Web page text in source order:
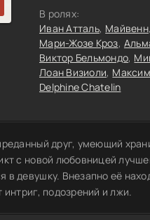
В ролях:
Иван Атталь Майвенн
Мари-Жозе Кроз
Виктор Бельмондо
Лоан Визиоли
Delphine Chatelin
друг, умеющий
с новой любовницей
в девушку. Внезапно её
подозрений и лжи.